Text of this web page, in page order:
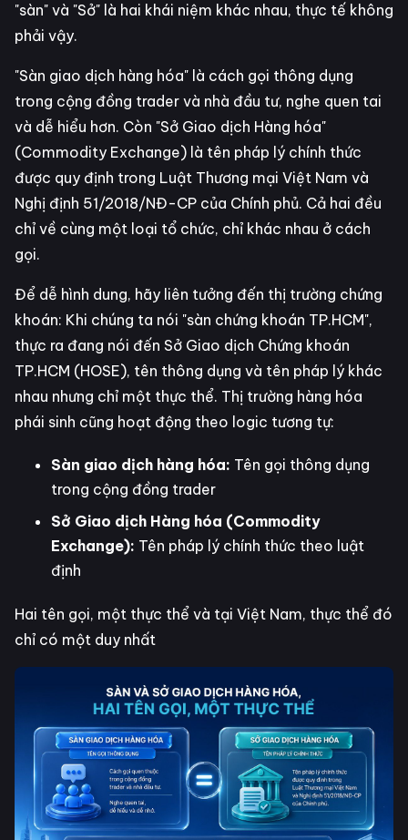
"sàn" và "Sở" là hai khái niệm khác nhau, thực tế không
phải vậy.
"Sàn giao dịch hàng hóa" là cách gọi thông dụng
trong cộng đồng trader và nhà đầu tư, nghe quen tai
và dễ hiểu hơn. Còn "Sở Giao dịch Hàng hóa"
(Commodity Exchange) là tên pháp lý chính thức
được quy định trong Luật Thương mại Việt Nam và
Nghị định 51/2018/NĐ-CP của Chính phủ. Cả hai đều
chỉ về cùng một loại tổ chức, chỉ khác nhau ở cách
gọi.
Để dễ hình dung, hãy liên tưởng đến thị trường chứng
khoán: Khi chúng ta nói "sàn chứng khoán TP.HCM",
thực ra đang nói đến Sở Giao dịch Chứng khoán
TP.HCM (HOSE), tên thông dụng và tên pháp lý khác
nhau nhưng chỉ một thực thể. Thị trường hàng hóa
phái sinh cũng hoạt động theo logic tương tự:
Sàn giao dịch hàng hóa: Tên gọi thông dụng
trong cộng đồng trader
Sở Giao dịch Hàng hóa (Commodity
Exchange): Tên pháp lý chính thức theo luật
định
Hai tên gọi, một thực thể và tại Việt Nam, thực thể đó
chỉ có một duy nhất